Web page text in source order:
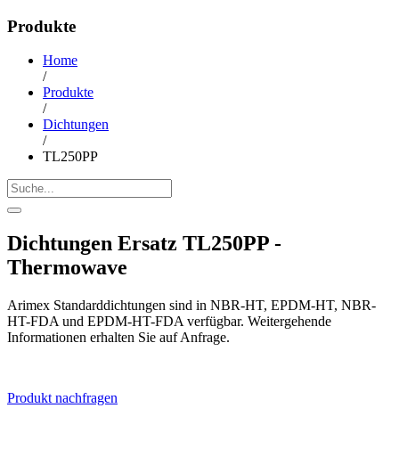
Produkte
Home
/
Produkte
/
Dichtungen
/
TL250PP
Dichtungen Ersatz TL250PP -
Thermowave
Arimex Standarddichtungen sind in NBR-HT, EPDM-HT, NBR-
HT-FDA und EPDM-HT-FDA verfügbar. Weitergehende
Informationen erhalten Sie auf Anfrage.
Produkt nachfragen